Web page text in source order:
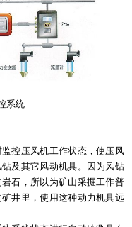
系统
控压风机工作状态，使压风
及其它风动机具。因为风钻
石，所以为矿山采掘工作普
井里，使用这种动力机具远